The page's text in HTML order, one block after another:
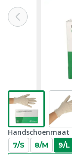
Handschoenmaat
7/S 8/M 9/L